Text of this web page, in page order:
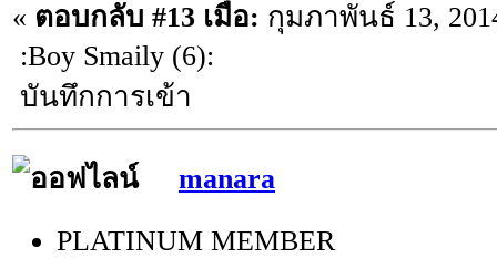
« ตอบกลับ #13 เมื่อ: กุมภาพันธ์ 13,
:Boy Smaily (6):
บันทึกการเข้า
manara
PLATINUM MEMBER